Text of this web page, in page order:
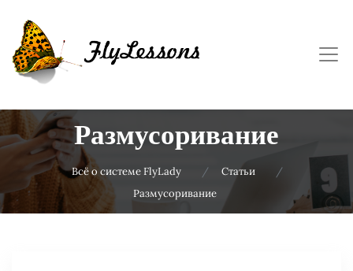
Размусоривание
Всё о системе FlyLady
Статьи
Размусоривание